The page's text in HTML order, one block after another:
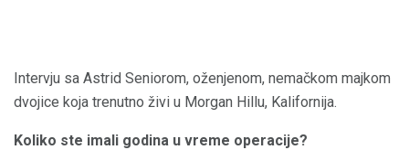
Intervju sa Astrid Seniorom, oženjenom, nemačkom majkom
dvojice koja trenutno živi u Morgan Hillu, Kalifornija.
Koliko ste imali godina u vreme operacije?